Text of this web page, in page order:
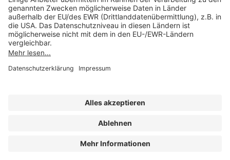
Impressum
Datenschutz
AGB und Lizenzbedingungen
Erklärung zur Barrierefreiheit
A FORUM MEDIA GROUP COMPANY